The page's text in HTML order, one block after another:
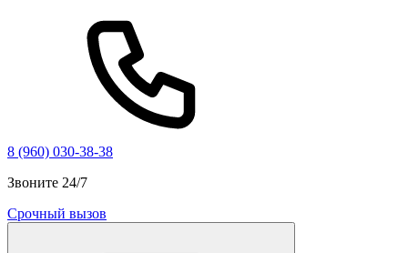
8 (960) 030-38-38
Звоните 24/7
Срочный вызов